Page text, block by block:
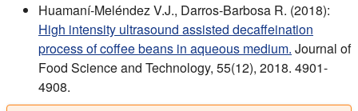
Huamaní-Meléndez V.J., Darros-Barbosa R. (2018):
High intensity ultrasound assisted decaffeination
process of coffee beans in aqueous medium. Journal of
Food Science and Technology, 55(12), 2018. 4901-
4908.